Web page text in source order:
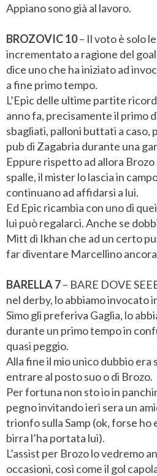
Appiano sono già al lavoro.
BROZOVIC 10– Il voto è solo
incrementato a ragione del goal
dice uno che ha iniziato ad
a fine primo tempo.
L’Epic delle ultime partite
anno fa, precisamente il primo
sbagliati, palloni buttati a caso,
pub di Zagabria durante una
Eppure rispetto ad allora Brozo
spalle, il mister lo lascia in
continuano ad affidarsi a lui.
Ed Epic ricambia con uno di
lui può regalarci. Anche se
Mitt di Ikhan che ad un certo
far diventare Marcellino
BARELLA 7– BARE DOVE
nel derby, lo abbiamo invocato
Simo gli preferiva Gaglia, lo
durante un primo tempo in
quasi peggio.
Alla fine il mio unico dubbio era
entrare al posto suo o di Brozo.
Per fortuna non sto io in
pegno invitando ieri sera un
trionfo sulla Samp (ok, forse ho
birra l’ha portata lui).
L’assist per Brozo lo vedremo
occasioni, così come il gol